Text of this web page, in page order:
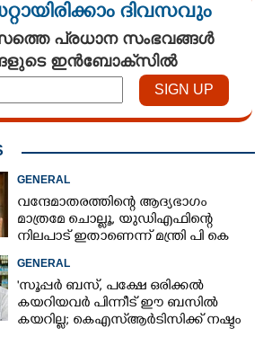
ദിവസവും
പ്രധാന സംഭവങ്ങൾ
ഇൻബോക്സിൽ
GENERAL
വന്ദേമാതരത്തിന്റെ ആദ്യഭാഗം
മാത്രമേ ചൊല്ലൂ,​ യുഡിഎഫിന്റെ
നിലപാട് ഇതാണെന്ന് മന്ത്രി പി കെ
GENERAL
'സൂപ്പർ ബസ്, പക്ഷേ ഒരിക്കൽ
കയറിയവർ പിന്നീട് ഈ ബസിൽ
കയറില്ല; കെഎസ്ആർടിസിക്ക് നഷ്ടം